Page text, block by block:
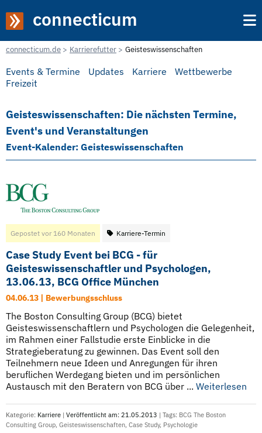
connecticum
connecticum.de Karrierefutter Geisteswissenschaften
Events & Termine Updates Karriere
Wettbewerbe
Freizeit
Geisteswissenschaften: Die nächsten Termine,
Event's und Veranstaltungen
Event-Kalender: Geisteswissenschaften
Gepostet vor 160 Monaten Karriere-Termin
Case Study Event bei BCG - für
Geisteswissenschaftler und Psychologen,
13.06.13, BCG Office München
04.06.13 | Bewerbungsschluss
The Boston Consulting Group (BCG) bietet
Geisteswissenschaftlern und Psychologen die Gelegenheit,
im Rahmen einer Fallstudie erste Einblicke in die
Strategieberatung zu gewinnen. Das Event soll den
Teilnehmern neue Ideen und Anregungen für ihren
beruflichen Werdegang bieten und im persönlichen
Austausch mit den Beratern von BCG über ... Weiterlesen
Kategorie: Karriere | Veröffentlicht am: 21.05.2013 | Tags: BCG The Boston
Consulting Group, Geisteswissenschaften, Case Study, Psychologie